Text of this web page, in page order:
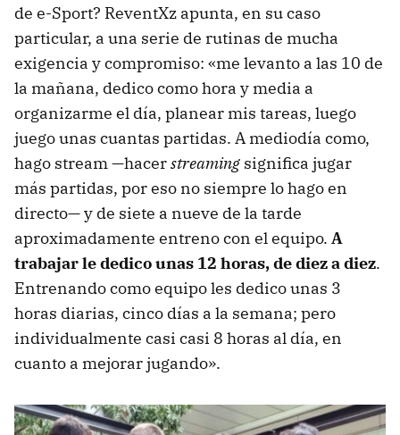
de e-Sport? ReventXz apunta, en su caso
particular, a una serie de rutinas de mucha
exigencia y compromiso: «me levanto a las 10 de
la mañana, dedico como hora y media a
organizarme el día, planear mis tareas, luego
juego unas cuantas partidas. A mediodía como,
hago stream —hacerstreaming significa jugar
más partidas, por eso no siempre lo hago en
directo— y de siete a nueve de la tarde
aproximadamente entreno con el equipo. A
trabajar le dedico unas 12 horas, de diez a diez.
Entrenando como equipo les dedico unas 3
horas diarias, cinco días a la semana; pero
individualmente casi casi 8 horas al día, en
cuanto a mejorar jugando».